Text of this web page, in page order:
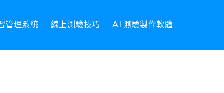
管理系統 線上測驗技巧 AI 測驗製作軟體